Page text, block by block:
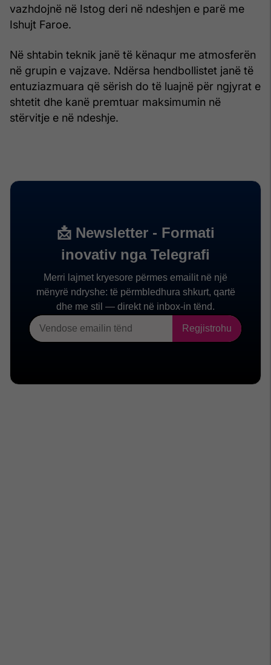
vazhdojnë në Istog deri në ndeshjen e parë me
Ishujt Faroe.
Në shtabin teknik janë të kënaqur me atmosferën
në grupin e vajzave. Ndërsa hendbollistet janë të
entuziazmuara që sërish do të luajnë për ngjyrat e
shtetit dhe kanë premtuar maksimumin në
stërvitje e në ndeshje.